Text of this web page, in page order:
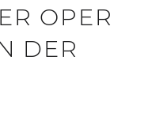
OPER
DER